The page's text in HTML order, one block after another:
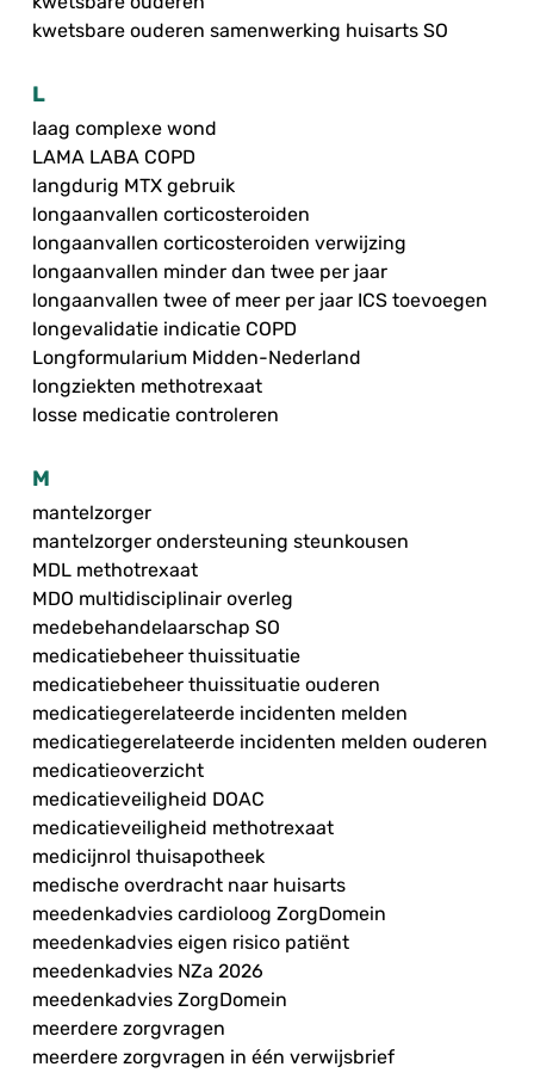
kwetsbare ouderen samenwerking huisarts SO
L
laag complexe wond
LAMA LABA COPD
langdurig MTX gebruik
longaanvallen corticosteroiden
longaanvallen corticosteroiden verwijzing
longaanvallen minder dan twee per jaar
longaanvallen twee of meer per jaar ICS toevoegen
longevalidatie indicatie COPD
Longformularium Midden-Nederland
longziekten methotrexaat
losse medicatie controleren
M
mantelzorger
mantelzorger ondersteuning steunkousen
MDL methotrexaat
MDO multidisciplinair overleg
medebehandelaarschap SO
medicatiebeheer thuissituatie
medicatiebeheer thuissituatie ouderen
medicatiegerelateerde incidenten melden
medicatiegerelateerde incidenten melden ouderen
medicatieoverzicht
medicatieveiligheid DOAC
medicatieveiligheid methotrexaat
medicijnrol thuisapotheek
medische overdracht naar huisarts
meedenkadvies cardioloog ZorgDomein
meedenkadvies eigen risico patiënt
meedenkadvies NZa 2026
meedenkadvies ZorgDomein
meerdere zorgvragen
meerdere zorgvragen in één verwijsbrief